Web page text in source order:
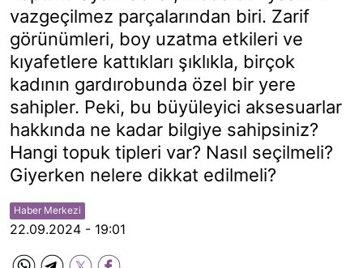
vazgeçilmez parçalarından biri. Zarif
görünümleri, boy uzatma etkileri ve
kıyafetlere kattıkları şıklıkla, birçok
kadının gardırobunda özel bir yere
sahipler. Peki, bu büyüleyici aksesuarlar
hakkında ne kadar bilgiye sahipsiniz?
Hangi topuk tipleri var? Nasıl seçilmeli?
Giyerken nelere dikkat edilmeli?
Haber Merkezi
22.09.2024 - 19:01